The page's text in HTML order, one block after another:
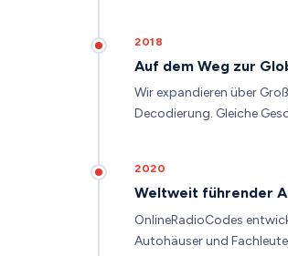
2018
Auf dem Weg zur
Wir expandieren über
Decodierung. Gleiche
2020
Weltweit führender
OnlineRadioCodes
Autohäuser und